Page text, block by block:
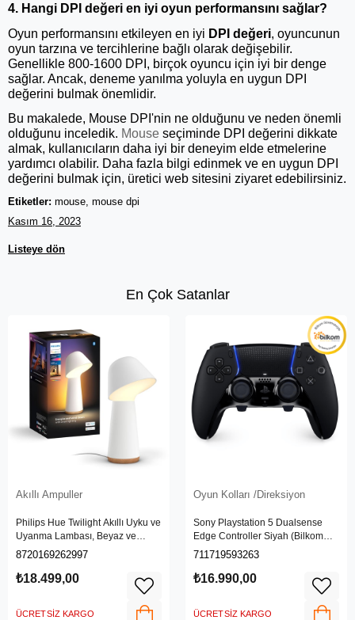
4. Hangi DPI değeri en iyi oyun performansını sağlar?
Oyun performansını etkileyen en iyi DPI değeri, oyuncunun
oyun tarzına ve tercihlerine bağlı olarak değişebilir.
Genellikle 800-1600 DPI, birçok oyuncu için iyi bir denge
sağlar. Ancak, deneme yanılma yoluyla en uygun DPI
değerini bulmak önemlidir.
Bu makalede, Mouse DPI'nin ne olduğunu ve neden önemli
olduğunu inceledik. Mouse seçiminde DPI değerini dikkate
almak, kullanıcıların daha iyi bir deneyim elde etmelerine
yardımcı olabilir. Daha fazla bilgi edinmek ve en uygun DPI
değerini bulmak için, üretici web sitesini ziyaret edebilirsiniz.
Etiketler: mouse, mouse dpi
Kasım 16, 2023
Listeye dön
En Çok Satanlar
Akıllı Ampuller
Philips Hue Twilight Akıllı Uyku ve
Uyanma Lambası, Beyaz ve
Renkli Işık, Alexa, Apple Home ve
8720169262997
₺18.499,00
ÜCRETSIZ KARGO
Oyun Kolları /Direksiyon
Sony Playstation 5 Dualsense
Edge Controller Siyah (Bilkom
Garantili)
711719593263
₺16.990,00
ÜCRETSIZ KARGO